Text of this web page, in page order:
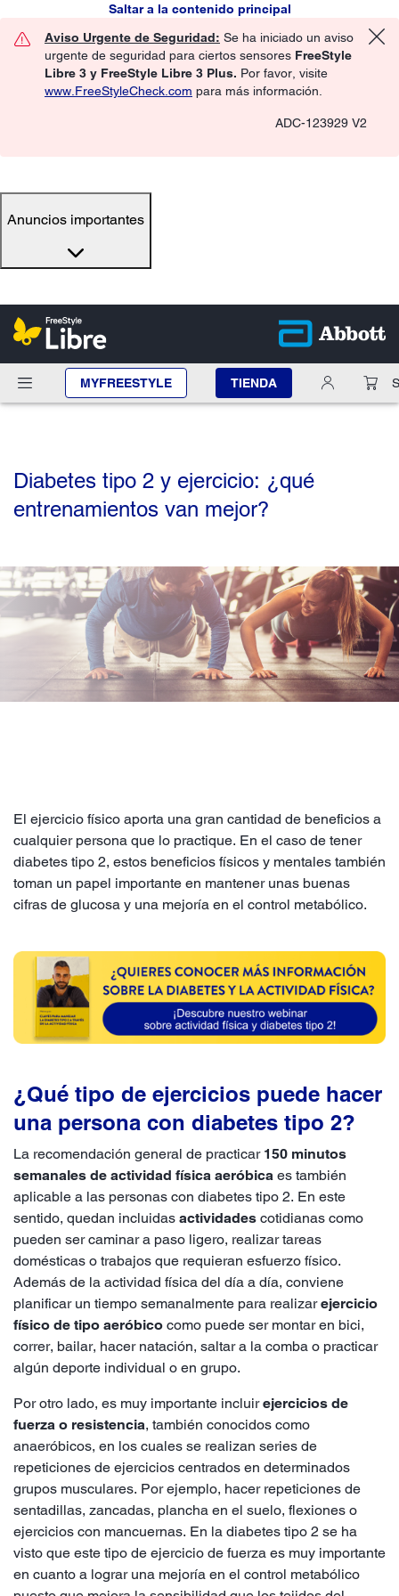
Saltar a la contenido principal
Aviso Urgente de Seguridad: Se ha iniciado un aviso
urgente de seguridad para ciertos sensores FreeStyle
Libre 3 y FreeStyle Libre 3 Plus. Por favor, visite
www.FreeStyleCheck.com para más información.
ADC-123929 V2
Anuncios importantes
MYFREESTYLE TIENDA
Diabetes tipo 2 y ejercicio: ¿qué
entrenamientos van mejor?
El ejercicio físico aporta una gran cantidad de beneficios a
cualquier persona que lo practique. En el caso de tener
diabetes tipo 2, estos beneficios físicos y mentales también
toman un papel importante en mantener unas buenas
cifras de glucosa y una mejoría en el control metabólico.
¿Qué tipo de ejercicios puede hacer
una persona con diabetes tipo 2?
La recomendación general de practicar 150 minutos
semanales de actividad física aeróbica es también
aplicable a las personas con diabetes tipo 2. En este
sentido, quedan incluidas actividades cotidianas como
pueden ser caminar a paso ligero, realizar tareas
domésticas o trabajos que requieran esfuerzo físico.
Además de la actividad física del día a día, conviene
planificar un tiempo semanalmente para realizarejercicio
físico de tipo aeróbico como puede ser montar en bici,
correr, bailar, hacer natación, saltar a la comba o practicar
algún deporte individual o en grupo.
Por otro lado, es muy importante incluirejercicios de
fuerza o resistencia, también conocidos como
anaeróbicos, en los cuales se realizan series de
repeticiones de ejercicios centrados en determinados
grupos musculares. Por ejemplo, hacer repeticiones de
sentadillas, zancadas, plancha en el suelo, flexiones o
ejercicios con mancuernas. En la diabetes tipo 2 se ha
visto que este tipo de ejercicio de fuerza es muy importante
en cuanto a lograr una mejoría en el control metabólico